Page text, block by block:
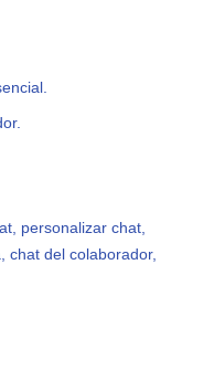
personalizar chat,
chat del colaborador,